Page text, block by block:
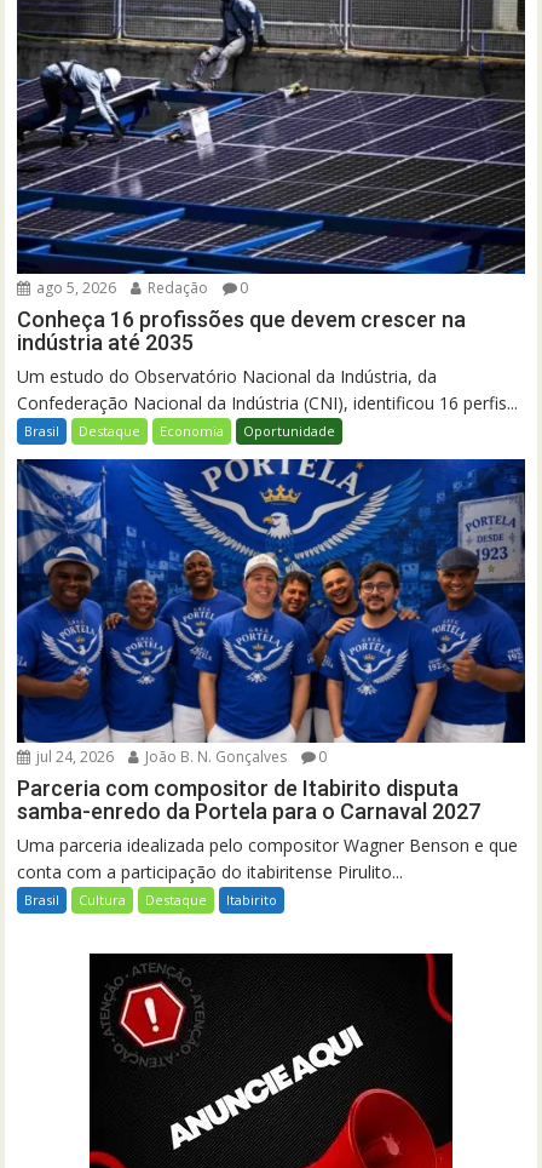
ago 5, 2026 Redação 0
Conheça 16 profissões que devem crescer na
indústria até 2035
Um estudo do Observatório Nacional da Indústria, da
Confederação Nacional da Indústria (CNI), identificou 16 perfis...
Brasil Destaque Economia Oportunidade
jul 24, 2026 João B. N. Gonçalves 0
Parceria com compositor de Itabirito disputa
samba-enredo da Portela para o Carnaval 2027
Uma parceria idealizada pelo compositor Wagner Benson e que
conta com a participação do itabiritense Pirulito...
Brasil Cultura Destaque Itabirito